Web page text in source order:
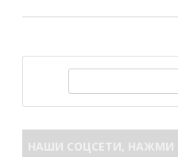
НАШИ СОЦСЕТИ, НАЖМИ